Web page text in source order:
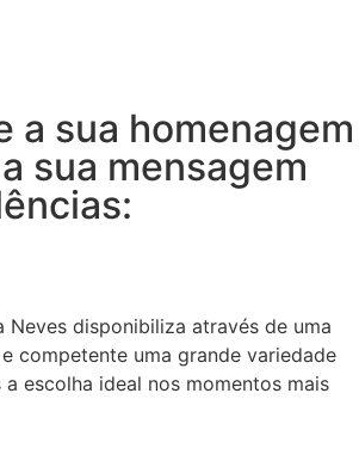
a sua homenagem
sua mensagem
Neves disponibiliza através de uma
competente uma grande variedade
escolha ideal nos momentos mais